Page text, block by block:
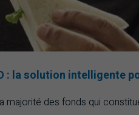
: la solution intelligente
majorité des fonds qui